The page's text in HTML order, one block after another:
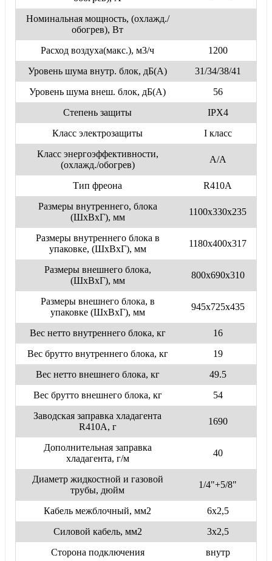
Номинальная мощность, (охлажд./
обогрев), Вт
Расход воздуха(макс.), м3/ч
1200
Уровень шума внутр. блок, дБ(А)
31/34/38/41
Уровень шума внеш. блок, дБ(А)
56
Степень защиты
IPX4
Класс электрозащиты
I класс
Класс энергоэффективности,
(охлажд./обогрев)
А/А
Тип фреона
R410A
Размеры внутреннего, блока
(ШхВхГ), мм
1100x330x235
Размеры внутреннего блока в
упаковке, (ШхВхГ), мм
1180x400x317
Размеры внешнего блока,
(ШхВхГ), мм
800x690x310
Размеры внешнего блока, в
упаковке (ШхВхГ), мм
945x725x435
Вес нетто внутреннего блока, кг
16
Вес брутто внутреннего блока, кг
19
Вес нетто внешнего блока, кг
49.5
Вес брутто внешнего блока, кг
54
Заводская заправка хладагента
R410A, г
1690
Дополнительная заправка
хладагента, г/м
40
Диаметр жидкостной и газовой
трубы, дюйм
1/4"+5/8"
Кабель межблочный, мм2
6х2,5
Силовой кабель, мм2
3х2,5
Сторона подключения
внутр